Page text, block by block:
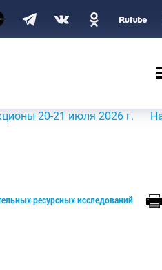
июля 2026 г. На
ресурсных исследований